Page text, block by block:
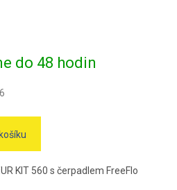
do 48 hodin
KIT 560 s čerpadlem FreeFlo